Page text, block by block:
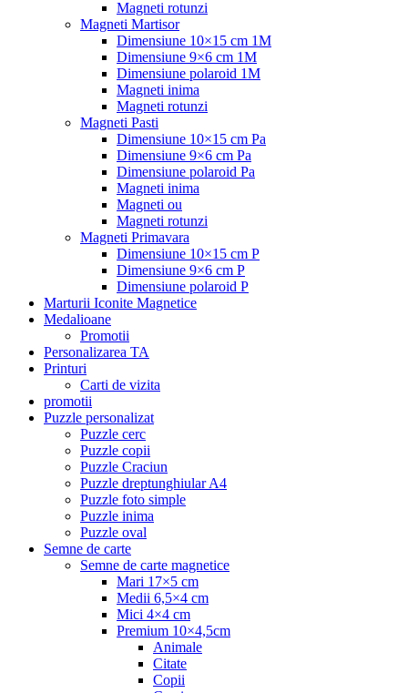
Magneti rotunzi
Magneti Martisor
Dimensiune 10×15 cm 1M
Dimensiune 9×6 cm 1M
Dimensiune polaroid 1M
Magneti inima
Magneti rotunzi
Magneti Pasti
Dimensiune 10×15 cm Pa
Dimensiune 9×6 cm Pa
Dimensiune polaroid Pa
Magneti inima
Magneti ou
Magneti rotunzi
Magneti Primavara
Dimensiune 10×15 cm P
Dimensiune 9×6 cm P
Dimensiune polaroid P
Marturii Iconite Magnetice
Medalioane
Promotii
Personalizarea TA
Printuri
Carti de vizita
promotii
Puzzle personalizat
Puzzle cerc
Puzzle copii
Puzzle Craciun
Puzzle dreptunghiular A4
Puzzle foto simple
Puzzle inima
Puzzle oval
Semne de carte
Semne de carte magnetice
Mari 17×5 cm
Medii 6,5×4 cm
Mici 4×4 cm
Premium 10×4,5cm
Animale
Citate
Copii